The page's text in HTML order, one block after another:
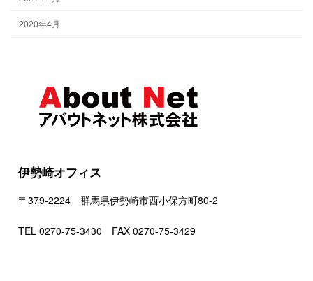
2020年4月
伊勢崎オフィス
〒379-2224 群馬県伊勢崎市西小保方町80-2
TEL 0270-75-3430 FAX 0270-75-3429